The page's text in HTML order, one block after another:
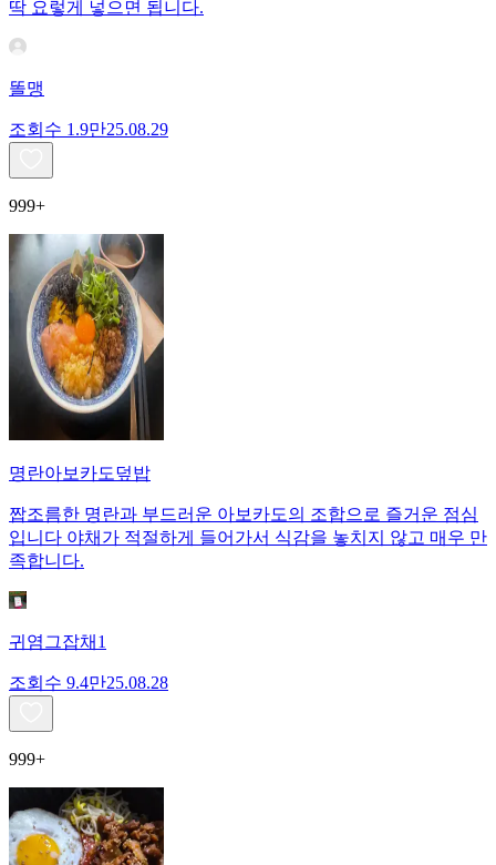
딱 요렇게 넣으면 됩니다.
똘맹
조회수 1.9만25.08.29
999+
명란아보카도덮밥
짭조름한 명란과 부드러운 아보카도의 조합으로 즐거운 점심
입니다 야채가 적절하게 들어가서 식감을 놓치지 않고 매우 만
족합니다.
귀염그잡채1
조회수 9.4만25.08.28
999+